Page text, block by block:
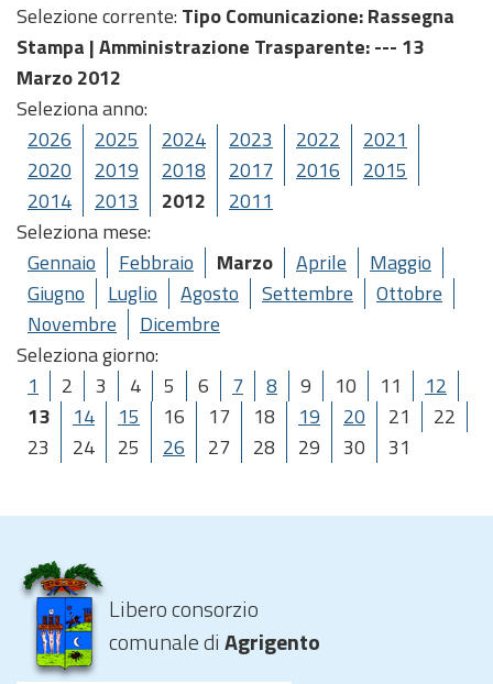
Selezione corrente: Tipo Comunicazione: Rassegna
Stampa |Amministrazione Trasparente: --- 13
Marzo 2012
Seleziona anno:
2026
2025 2024 2023 2022
2021
2020
2019 2018 2017 2016
2015
2014
2013 2012
2011
Seleziona mese:
Gennaio
Febbraio Marzo Aprile
Maggio
Giugno
Luglio Agosto Settembre
Ottobre
Novembre
Dicembre
Seleziona giorno:
1
2 3 4 5 6 7 8 9 10 11
12
13
14 15 16 17 18 19 20 21
22
23
24 25 26 27 28 29 30 31
Libero consorzio
comunale diAgrigento